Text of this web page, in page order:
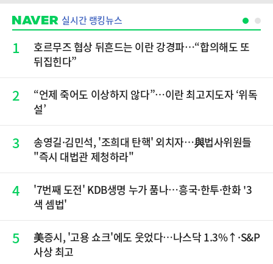
실시간 랭킹뉴스
1
호르무즈 협상 뒤흔드는 이란 강경파…“합의해도 또
뒤집힌다”
2
“언제 죽어도 이상하지 않다”…이란 최고지도자 ‘위독
설’
3
송영길·김민석, '조희대 탄핵' 외치자…與법사위원들
"즉시 대법관 제청하라"
4
'7번째 도전' KDB생명 누가 품나…흥국·한투·한화 '3
색 셈법'
5
美증시, '고용 쇼크'에도 웃었다…나스닥 1.3%↑·S&P
사상 최고